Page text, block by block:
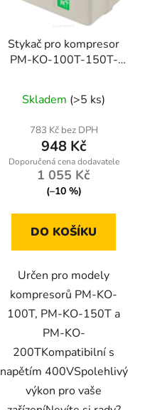
Stykač pro kompresor
PM-KO-100T-150T-
Skladem (>5 ks)
783 Kč bez DPH
948 Kč
1 055 Kč
(–10 %)
DO KOŠÍKU
Určen pro modely
kompresorů PM-KO-
100T, PM-KO-150T a
PM-KO-
200TKompatibilní s
napětím 400VSpolehlivý
výkon pro vaše